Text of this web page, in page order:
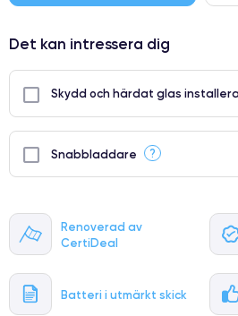
Renoverad av
CertiDeal
Batteri i utmärkt skick
Det kan intressera dig
Skydd och härdat glas
Snabbladdare ?